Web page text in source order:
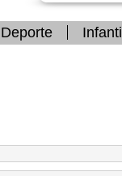
Deporte